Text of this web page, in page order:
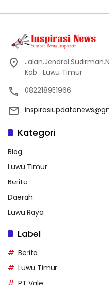
Kab : Luwu Timur
082218951966
Kategori
Blog
Luwu Timur
Berita
Daerah
Luwu Raya
Label
Berita
Luwu Timur
PT Vale